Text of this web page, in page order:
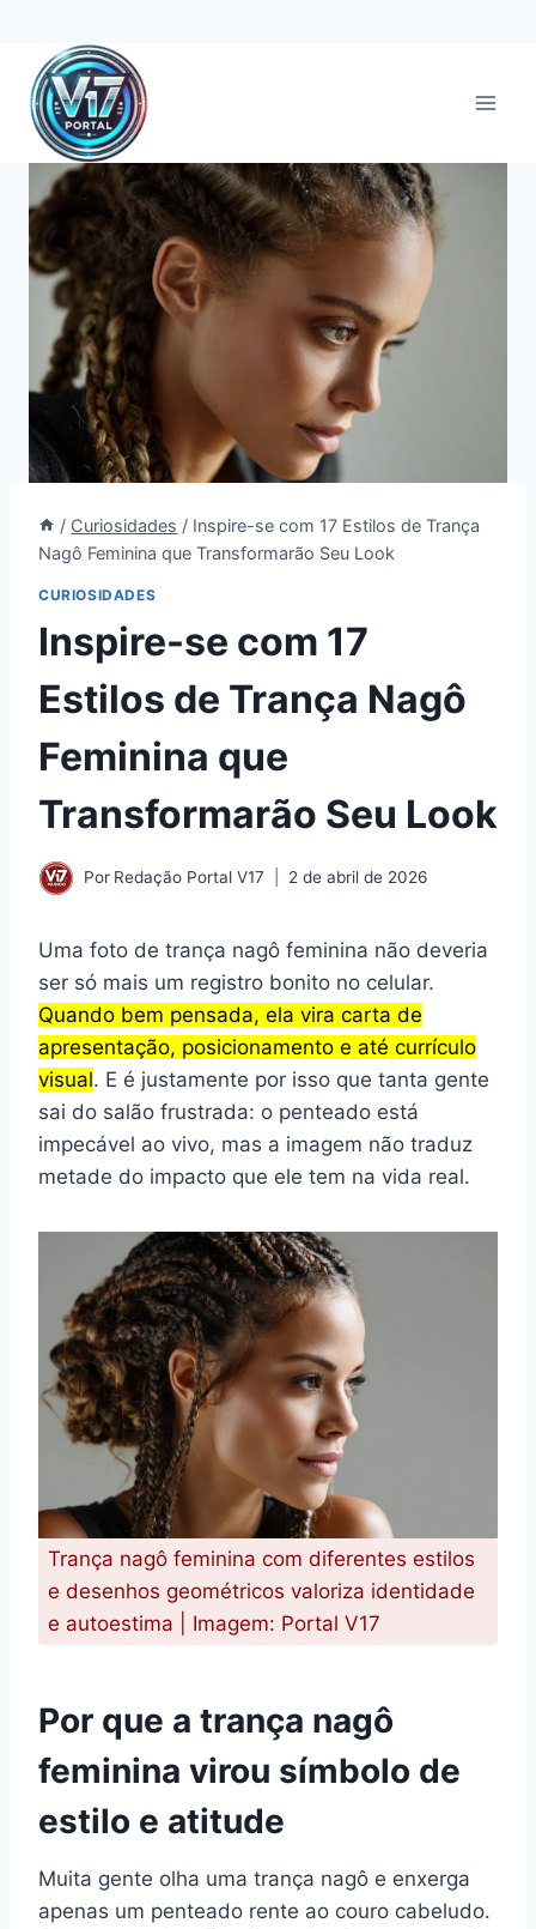
Pular
para
Conteúdo
/ Curiosidades / Inspire-se com 17 Estilos de Trança
Nagô Feminina que Transformarão Seu Look
CURIOSIDADES
Inspire-se com 17
Estilos de Trança Nagô
Feminina que
Transformarão Seu Look
Por Redação Portal V17 2 de abril de 2026
Uma foto de trança nagô feminina não deveria
ser só mais um registro bonito no celular.
Quando bem pensada, ela vira carta de
apresentação, posicionamento e até currículo
visual. E é justamente por isso que tanta gente
sai do salão frustrada: o penteado está
impecável ao vivo, mas a imagem não traduz
metade do impacto que ele tem na vida real.
Trança nagô feminina com diferentes estilos
e desenhos geométricos valoriza identidade
e autoestima | Imagem: Portal V17
Por que a trança nagô
feminina virou símbolo de
estilo e atitude
Muita gente olha uma trança nagô e enxerga
apenas um penteado rente ao couro cabeludo.